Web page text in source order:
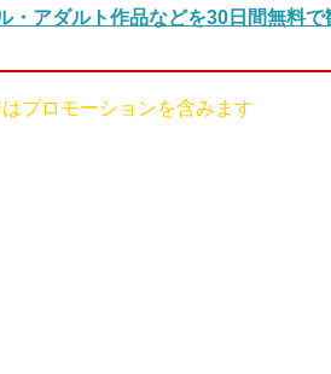
・アダルト作品などを30日間無料
プロモーションを含みます